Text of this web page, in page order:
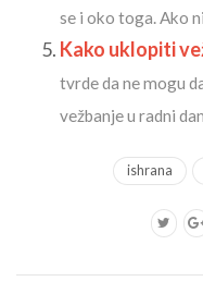
se i oko toga. Ako
Kako uklopiti
tvrde da ne mogu
vežbanje u radni
ishrana